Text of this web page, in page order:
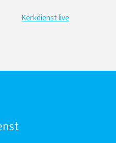
Kerkdienst live